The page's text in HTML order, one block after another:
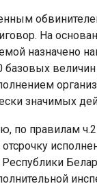
На
назначено
значимых
по правилам ч.2